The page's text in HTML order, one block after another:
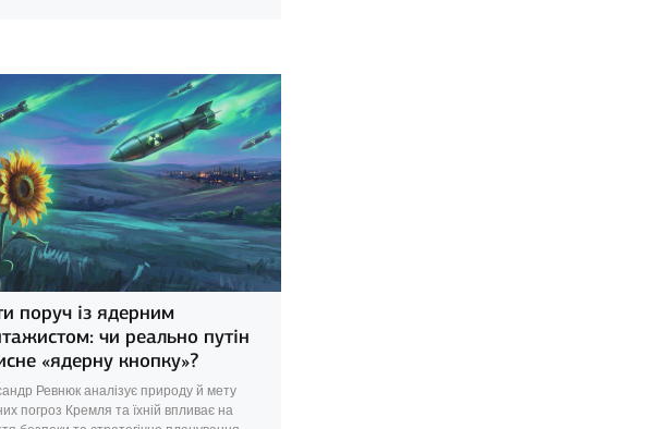
поруч із ядерним
чи реально путін
«ядерну кнопку»?
Ревнюк аналізує природу й мету
погроз Кремля та їхній впливає на